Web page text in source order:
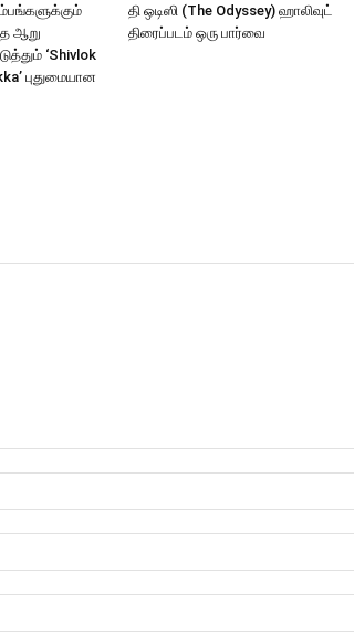
ஆறு
‘Shivlok
புதுமையான
தி ஒடிஸி (The Odyssey) ஹாலிவுட்
திரைப்படம் ஒரு பார்வை